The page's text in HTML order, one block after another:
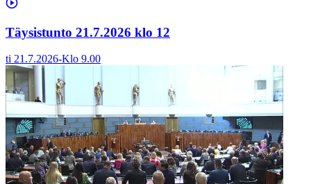
Täysistunto 21.7.2026 klo 12
ti 21.7.2026-Klo 9.00